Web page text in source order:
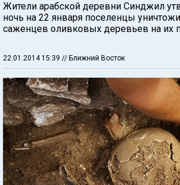
Жители арабской деревни Синджил
ночь на 22 января поселенцы
саженцев оливковых деревьев на их
22.01.2014 15:39 // Ближний Восток